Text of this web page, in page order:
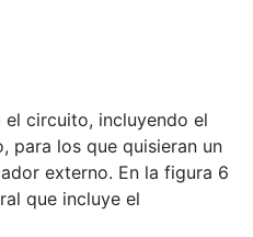
el circuito, incluyendo el
para los que quisieran un
externo. En la figura 6
que incluye el